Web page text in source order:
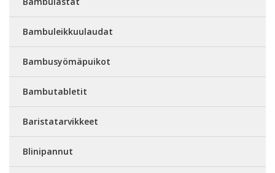
Bambuleikkuulaudat
Bambusyömäpuikot
Bambutabletit
Baristatarvikkeet
Blinipannut